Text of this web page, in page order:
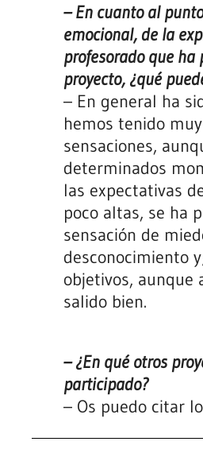
– En cuanto al
emocional, de la
profesorado que
proyecto, ¿qué
– En general ha
hemos tenido
sensaciones,
determinados
las expectativas
poco altas, se ha
sensación de
desconocimiento
objetivos, aunque
salido bien.
– ¿En qué otros
participado?
– Os puedo citar